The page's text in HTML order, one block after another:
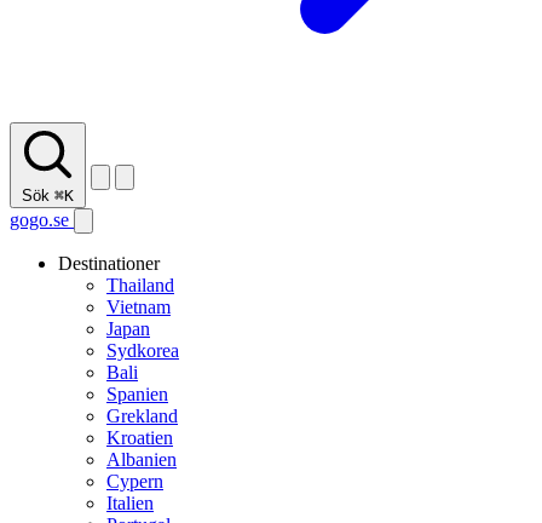
Sök ⌘K
gogo.se
Destinationer
Thailand
Vietnam
Japan
Sydkorea
Bali
Spanien
Grekland
Kroatien
Albanien
Cypern
Italien